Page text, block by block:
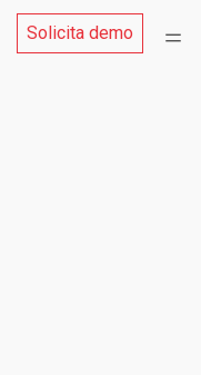
Solicita demo